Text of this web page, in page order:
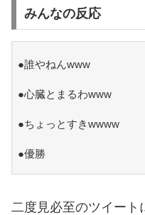
みんなの反応
●誰やねんwww
●心臓とまるわwww
●ちょっとすきwwww
●優勝
二度見必至のツイート